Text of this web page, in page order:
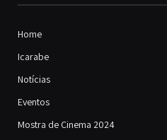
Home
Icarabe
Notícias
Eventos
Mostra de Cinema 2024